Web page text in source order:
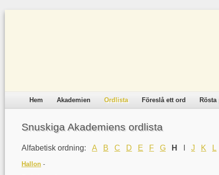
Hem Akademien Ordlista Föreslå ett ord
Snuskiga Akademiens ordlista
Alfabetisk ordning: A B C D E F G H J K L
Hallon -